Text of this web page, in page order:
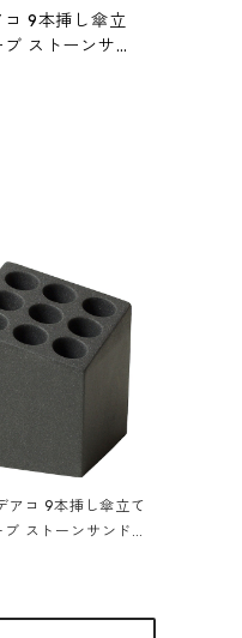
9本挿し傘立
ストーンサン
ストーンサンド
アコ 9本挿し傘立て
ストーンサンドカ
Umbrella Sta